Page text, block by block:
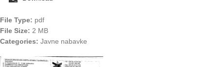
File Type: pdf
File Size: 2 MB
Categories: Javne nabavke